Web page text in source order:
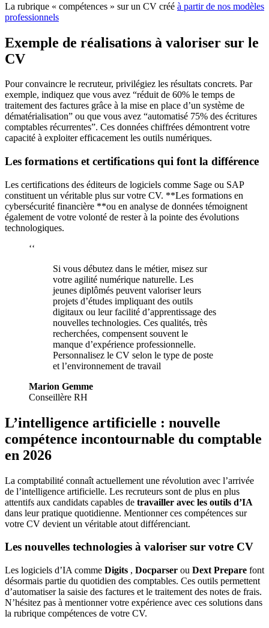
La rubrique « compétences » sur un CV créé à partir de nos modèles
professionnels
Exemple de réalisations à valoriser sur le
CV
Pour convaincre le recruteur, privilégiez les résultats concrets. Par
exemple, indiquez que vous avez “réduit de 60% le temps de
traitement des factures grâce à la mise en place d’un système de
dématérialisation” ou que vous avez “automatisé 75% des écritures
comptables récurrentes”. Ces données chiffrées démontrent votre
capacité à exploiter efficacement les outils numériques.
Les formations et certifications qui font la différence
Les certifications des éditeurs de logiciels comme Sage ou SAP
constituent un véritable plus sur votre CV. **Les formations en
cybersécurité financière **ou en analyse de données témoignent
également de votre volonté de rester à la pointe des évolutions
technologiques.
‘‘
Si vous débutez dans le métier, misez sur
votre agilité numérique naturelle. Les
jeunes diplômés peuvent valoriser leurs
projets d’études impliquant des outils
digitaux ou leur facilité d’apprentissage des
nouvelles technologies. Ces qualités, très
recherchées, compensent souvent le
manque d’expérience professionnelle.
Personnalisez le CV selon le type de poste
et l’environnement de travail
Marion Gemme
Conseillère RH
L’intelligence artificielle : nouvelle
compétence incontournable du comptable
en 2026
La comptabilité connaît actuellement une révolution avec l’arrivée
de l’intelligence artificielle. Les recruteurs sont de plus en plus
attentifs aux candidats capables de travailler avec les outils d’IA
dans leur pratique quotidienne. Mentionner ces compétences sur
votre CV devient un véritable atout différenciant.
Les nouvelles technologies à valoriser sur votre CV
Les logiciels d’IA comme Digits , Docparser ou Dext Prepare font
désormais partie du quotidien des comptables. Ces outils permettent
d’automatiser la saisie des factures et le traitement des notes de frais.
N’hésitez pas à mentionner votre expérience avec ces solutions dans
la rubrique compétences de votre CV.